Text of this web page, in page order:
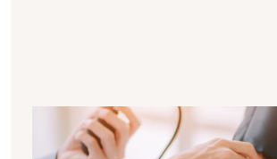
Tension artérielle &
L'hypertension artérielle est un